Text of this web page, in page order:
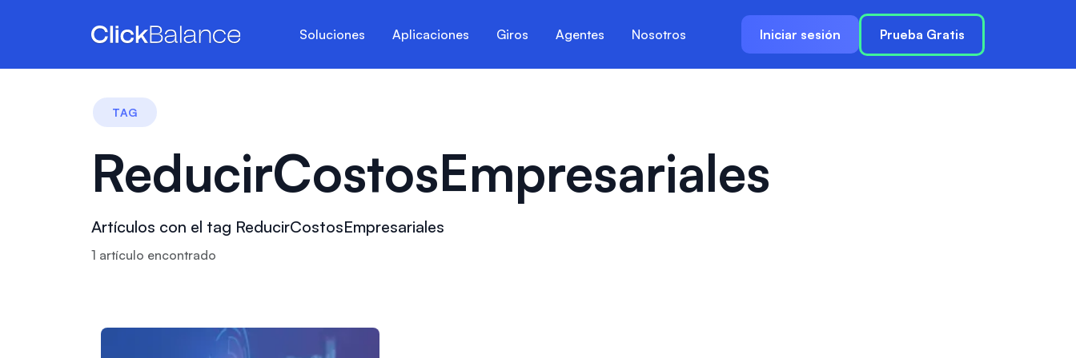
Soluciones Aplicaciones Giros Agentes Nosotros Iniciar sesión Prueba Gratis
TAG
ReducirCostosEmpresariales
Artículos con el tag ReducirCostosEmpresariales
1 artículo encontrado